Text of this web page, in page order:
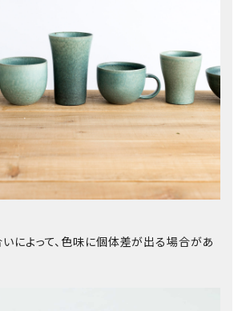
によって、色味に個体差が出る場合があ